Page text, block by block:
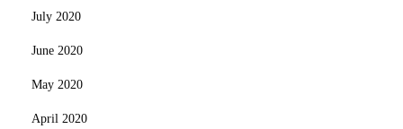
July 2020
June 2020
May 2020
April 2020